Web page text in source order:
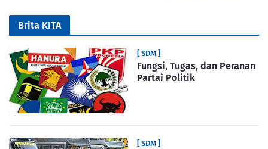
Brita KITA
[ SDM ]
Fungsi, Tugas, dan Peranan
Partai Politik
[ SDM ]